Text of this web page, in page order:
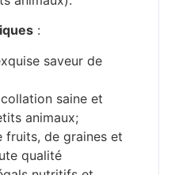
:
saveur de
saine et
animaux;
fruits, de graines et
qualité